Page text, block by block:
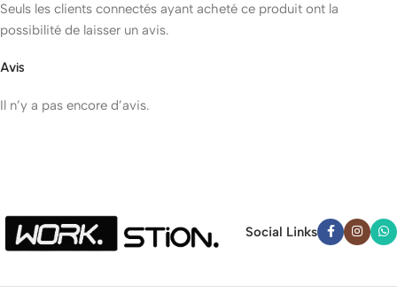
Avis
Il n’y a pas encore d’avis.
Seuls les clients connectés ayant acheté ce produit ont la
possibilité de laisser un avis.
Social Links